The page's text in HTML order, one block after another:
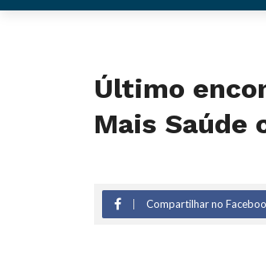
Último
Mais Saúde
Compartilhar no